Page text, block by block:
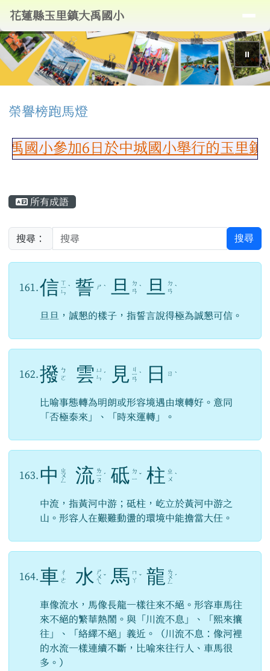
花蓮縣玉里鎮大禹國小
導覽列
花蓮縣玉里鎮大禹國小
⏸
上中區域內容
榮譽榜跑馬燈
小參加6日於中城國小舉行的玉里鎮115
所有成語
搜尋： 搜尋
161. 信 ㄒ
ㄧ
ㄣ
ˋ 誓 ㄕ ˋ 旦 ㄉ
ㄢ ˋ 旦 ㄉ
ㄢ ˋ
旦旦，誠懇的樣子，指誓言說得極為誠懇可信。
162. 撥 ㄅ
ㄛ
雲 ㄩ
ㄣ ˊ 見 ㄐ
ㄧ
ㄢ
ˋ 日 ㄖ ˋ
比喻事態轉為明朗或形容境遇由壞轉好。意同
「否極泰來」、「時來運轉」。
163. 中 ㄓ
ㄨ
ㄥ 流 ㄌ
ㄧ
ㄡ
ˊ 砥 ㄉ
ㄧ ˇ 柱 ㄓ
ㄨ ˋ
中流，指黃河中游；砥柱，屹立於黃河中游之
山。形容人在艱難動盪的環境中能擔當大任。
164. 車 ㄔ
ㄜ
水 ㄕ
ㄨ
ㄟ
ˇ 馬 ㄇ
ㄚ ˇ 龍 ㄌ
ㄨ
ㄥ
ˊ
車像流水，馬像長龍一樣往來不絕。形容車馬往
來不絕的繁華熱鬧。與「川流不息」、「熙來攘
往」、「絡繹不絕」義近。（川流不息：像河裡
的水流一樣連續不斷，比喻來往行人、車馬很
多。）